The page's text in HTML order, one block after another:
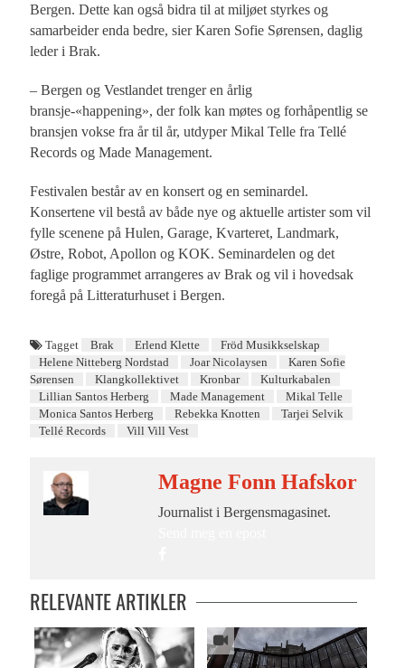
Bergen. Dette kan også bidra til at miljøet styrkes og
samarbeider enda bedre, sier Karen Sofie Sørensen, daglig
leder i Brak.
– Bergen og Vestlandet trenger en årlig
bransje-«happening», der folk kan møtes og forhåpentlig se
bransjen vokse fra år til år, utdyper Mikal Telle fra Tellé
Records og Made Management.
Festivalen består av en konsert og en seminardel.
Konsertene vil bestå av både nye og aktuelle artister som vil
fylle scenene på Hulen, Garage, Kvarteret, Landmark,
Østre, Robot, Apollon og KOK. Seminardelen og det
faglige programmet arrangeres av Brak og vil i hovedsak
foregå på Litteraturhuset i Bergen.
Tagget Brak Erlend Klette
Fröd Musikkselskap
Helene Nitteberg Nordstad
Joar Nicolaysen
Karen Sofie
Sørensen
Klangkollektivet Kronbar
Kulturkabalen
Lillian Santos Herberg
Made Management
Mikal Telle
Monica Santos Herberg
Rebekka Knotten
Tarjei Selvik
Tellé Records
Vill Vill Vest
Magne Fonn Hafskor
Journalist i Bergensmagasinet.
RELEVANTE ARTIKLER